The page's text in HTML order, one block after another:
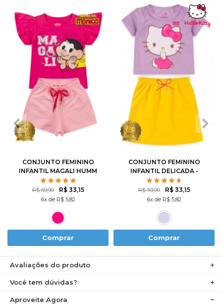
1 6
CONJUNTO FEMININO
INFANTIL MAGALI HUMM
AMO MELANCIA- TURMA
DA MÔNICA
R$ 59,90 R$ 33,15
6x de R$ 5,82
Comprar
1 6
CONJUNTO FEMININO
INFANTIL DELICADA -
HELLO KITTY
R$ 59,90 R$ 33,15
6x de R$ 5,82
Comprar
Avaliações do produto
Você tem dúvidas?
Aproveite Agora